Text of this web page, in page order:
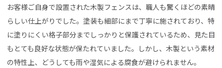
お客様ご自身で設置された木製フェンスは、職人も驚くほどの素晴
らしい仕上がりでした。塗装も細部にまで丁寧に施されており、特
に塗りにくい格子部分までしっかりと保護されているため、見た目
もとても良好な状態が保たれていました。しかし、木製という素材
の特性上、どうしても雨や湿気による腐食が避けられません。